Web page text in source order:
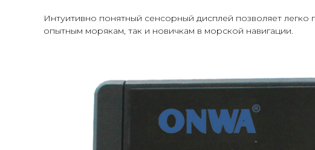
Интуитивно понятный сенсорный дисплей позволяет
опытным морякам, так и новичкам в морской навигации.